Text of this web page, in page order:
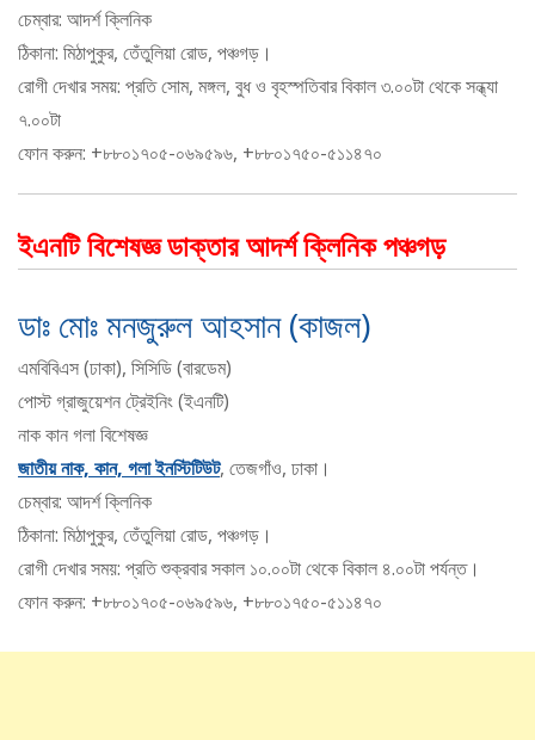
চেম্বার: আদর্শ ক্লিনিক
ঠিকানা: মিঠাপুকুর, তেঁতুলিয়া রোড, পঞ্চগড়।
রোগী দেখার সময়: প্রতি সোম, মঙ্গল, বুধ ও বৃহস্পতিবার বিকাল ৩.০০টা থেকে সন্ধ্যা
৭.০০টা
ফোন করুন: +৮৮০১৭০৫-০৬৯৫৯৬, +৮৮০১৭৫০-৫১১৪৭০
ইএনটি বিশেষজ্ঞ ডাক্তার আদর্শ ক্লিনিক পঞ্চগড়
ডাঃ মোঃ মনজুরুল আহসান (কাজল)
এমবিবিএস (ঢাকা), সিসিডি (বারডেম)
পোস্ট গ্রাজুয়েশন ট্রেইনিং (ইএনটি)
নাক কান গলা বিশেষজ্ঞ
জাতীয় নাক, কান, গলা ইনস্টিটিউট, তেজগাঁও, ঢাকা।
চেম্বার: আদর্শ ক্লিনিক
ঠিকানা: মিঠাপুকুর, তেঁতুলিয়া রোড, পঞ্চগড়।
রোগী দেখার সময়: প্রতি শুক্রবার সকাল ১০.০০টা থেকে বিকাল ৪.০০টা পর্যন্ত।
ফোন করুন: +৮৮০১৭০৫-০৬৯৫৯৬, +৮৮০১৭৫০-৫১১৪৭০